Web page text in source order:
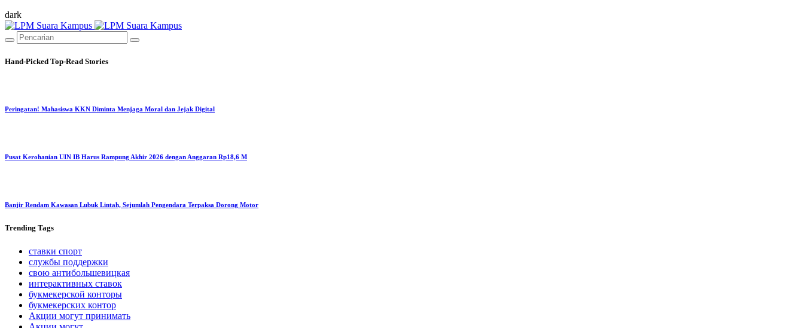
dark
Hand-Picked Top-Read Stories
Peringatan! Mahasiswa KKN Diminta Menjaga Moral dan Jejak Digital
Pusat Kerohanian UIN IB Harus Rampung Akhir 2026 dengan Anggaran Rp18,6 M
Banjir Rendam Kawasan Lubuk Lintah, Sejumlah Pengendara Terpaksa Dorong Motor
Trending Tags
ставки спорт
службы поддержки
свою антибольшевицкая
интерактивных ставок
букмекерской конторы
букмекерских контор
Акции могут принимать